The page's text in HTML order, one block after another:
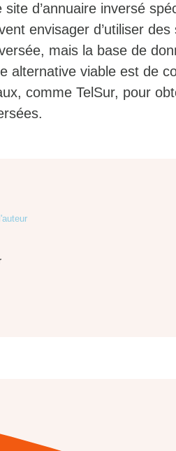
d’annuaire inversé
envisager d’utiliser des
mais la base de
alternative viable est de
comme TelSur, pour